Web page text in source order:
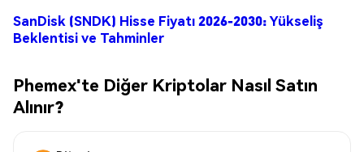
SanDisk (SNDK) Hisse Fiyatı 2026-2030: Yükseliş
Beklentisi ve Tahminler
Phemex'te Diğer Kriptolar Nasıl Satın
Alınır?